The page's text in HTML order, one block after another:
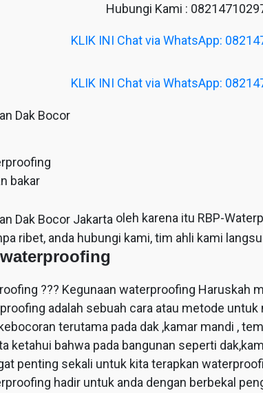
Hubungi Kami :
KLIK INI Chat via WhatsApp:
KLIK INI Chat via WhatsApp:
bakar
oleh karena itu RBP-
ribet, anda hubungi kami, tim ahli kami
??? Kegunaan waterproofing Haruskah
adalah sebuah cara atau metode
terutama pada dak ,kamar mandi ,
ketahui bahwa pada bangunan seperti
penting sekali untuk kita terapkan
hadir untuk anda dengan berbekal